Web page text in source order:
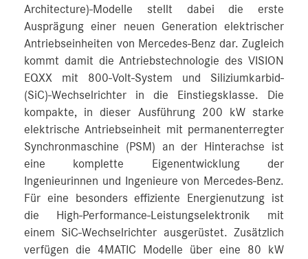
Architecture)-Modelle stellt dabei die erste
Ausprägung einer neuen Generation elektrischer
Antriebseinheiten von Mercedes‑Benz dar. Zugleich
kommt damit die Antriebstechnologie des VISION
EQXX mit 800-Volt-System und Siliziumkarbid-
(SiC)-Wechselrichter in die Einstiegsklasse. Die
kompakte, in dieser Ausführung 200 kW starke
elektrische Antriebseinheit mit permanenterregter
Synchronmaschine (PSM) an der Hinterachse ist
eine komplette Eigenentwicklung der
Ingenieurinnen und Ingenieure von Mercedes-Benz.
Für eine besonders effiziente Energienutzung ist
die High-Performance-Leistungselektronik mit
einem SiC-Wechselrichter ausgerüstet. Zusätzlich
verfügen die 4MATIC Modelle über eine 80 kW